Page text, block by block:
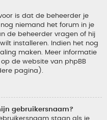
is dat de beheerder je
niemand het forum in je
de beheerder vragen of hij
installeren. Indien het nog
maken. Meer informatie
de website van phpBB
pagina).
gebruikersnaam?
staan als je